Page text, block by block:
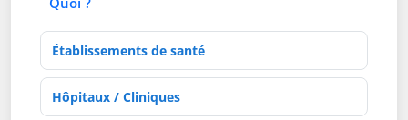
Type d'établissement
Activités de soins